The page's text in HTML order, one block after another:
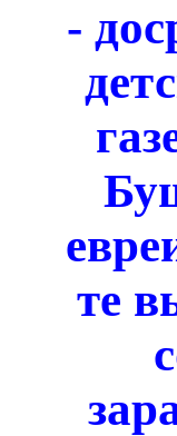
-
те